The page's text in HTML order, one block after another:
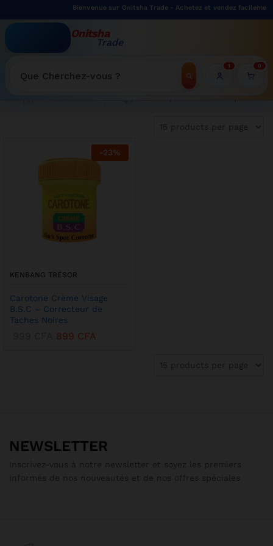
Bienvenue sur Onitsha Trade - Achetez et vendez
Onitsha
Trade
Recherche
1 0
WELCOME TO ONITSHATRADE ONLINE SHOP
-23%
KENBANG TRÉSOR
Carotone Crème Visage
B.S.C – Correcteur de
Taches Noires
899 CFA
NEWSLETTER